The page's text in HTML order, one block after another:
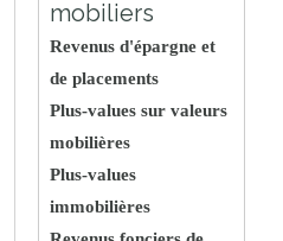
mobiliers
Revenus d'épargne et
de placements
Plus-values sur valeurs
mobilières
Plus-values
immobilières